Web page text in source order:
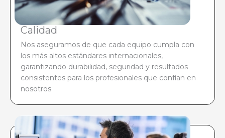
Calidad
Nos aseguramos de que cada equipo cumpla con
los más altos estándares internacionales,
garantizando durabilidad, seguridad y resultados
consistentes para los profesionales que confían en
nosotros.